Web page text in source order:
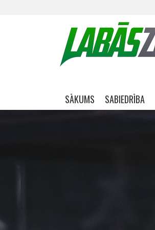
Skip navigation
SĀKUMS SABIEDRĪBA